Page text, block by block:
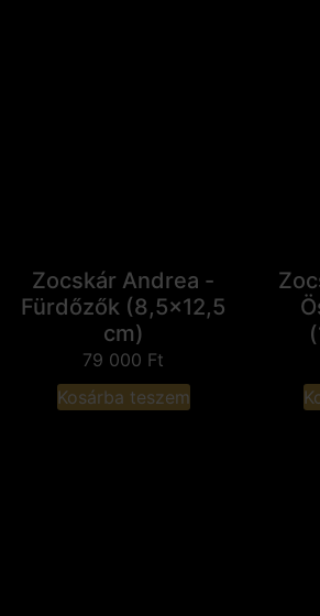
Zocskár Andrea -
Fürdőzők (8,5x12,5
cm)
79 000 Ft
Kosárba teszem